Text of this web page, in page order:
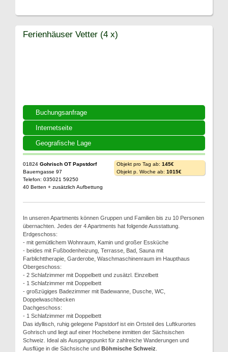
Buchungsanfrage
Internetseite
Geografische Lage
Ferienhäuser Vetter (4 x)
01824 Gohrisch OT Papstdorf
Bauerngasse 97
Telefon: 035021 59250
40 Betten + zusätzlich Aufbettung
Objekt pro Tag ab: 145€
Objekt p. Woche ab: 1015€
In unseren Apartments können Gruppen und Familien bis zu 10 Personen
übernachten. Jedes der 4 Apartments hat folgende Ausstattung.
Erdgeschoss:
- mit gemütlichem Wohnraum, Kamin und großer Essküche
- beides mit Fußbodenheizung, Terrasse, Bad, Sauna mit
Farblichttherapie, Garderobe, Waschmaschinenraum im Haupthaus
Obergeschoss:
- 2 Schlafzimmer mit Doppelbett und zusätzl. Einzelbett
- 1 Schlafzimmer mit Doppelbett
- großzügiges Badezimmer mit Badewanne, Dusche, WC,
Doppelwaschbecken
Dachgeschoss:
- 1 Schlafzimmer mit Doppelbett
Das idyllisch, ruhig gelegene Papstdorf ist ein Ortsteil des Luftkurortes
Gohrisch und liegt auf einer Hochebene inmitten der Sächsischen
Schweiz. Ideal als Ausgangspunkt für zahlreiche Wanderungen und
Ausflüge in die Sächsische und Böhmische Schweiz